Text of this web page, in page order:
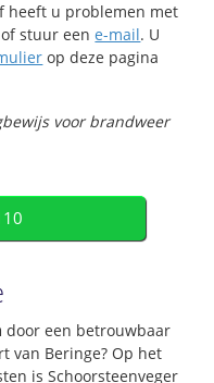
heeft u problemen met
of stuur eene-mail. U
op deze pagina
voor brandweer
door een betrouwbaar
van Beringe? Op het
is Schoorsteenveger